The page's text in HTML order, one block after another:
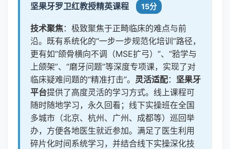
坚果牙罗卫红教授精英课程 15分
技术聚焦：极致聚焦于正畸临床的难点与前
沿。既有系统化的“一步一步规范化培训”路径，
更有如“颌骨横向不调（MSE扩弓）”、“𬌗学与
上颌架”、“磨牙问题”等深度专项课，实现了对
临床疑难问题的“精准打击”。 灵活适配： 坚果牙
平台提供了高度灵活的学习方式。线上课程可
随时随地学习，永久回看；线下实操班在全国
多城市（北京、杭州、广州、成都等）巡回举
办，方便各地医生就近参加。满足了医生利用
碎片化时间系统学习，并结合线下实操深化技